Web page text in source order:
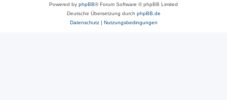
Powered by phpBB® Forum Software © phpBB Limited
Deutsche Übersetzung durch phpBB.de
Datenschutz| Nutzungsbedingungen